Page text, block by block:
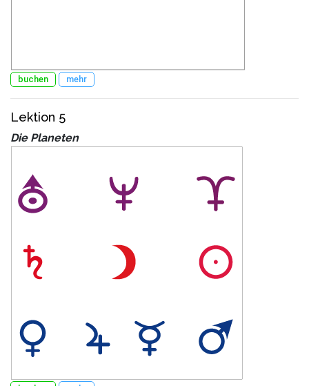
buchen mehr
Lektion 5
Die Planeten